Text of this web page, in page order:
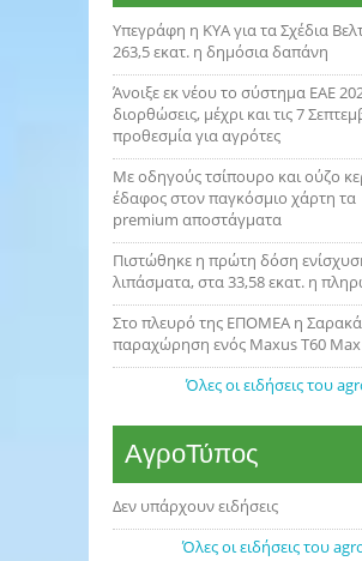
Υπεγράφη η ΚΥΑ για τα Σχέδια
263,5 εκατ. η δημόσια δαπάνη
Άνοιξε εκ νέου το σύστημα ΕΑΕ
διορθώσεις, μέχρι και τις 7
προθεσμία για αγρότες
Με οδηγούς τσίπουρο και ούζο
έδαφος στoν παγκόσμιο χάρτη τα
premium αποστάγματα
Πιστώθηκε η πρώτη δόση
λιπάσματα, στα 33,58 εκατ. η
Στο πλευρό της ΕΠΟΜΕΑ η
παραχώρηση ενός Maxus T60 Max
Όλες οι ειδήσεις του
ΑγροΤύπος
Δεν υπάρχουν ειδήσεις
Όλες οι ειδήσεις του